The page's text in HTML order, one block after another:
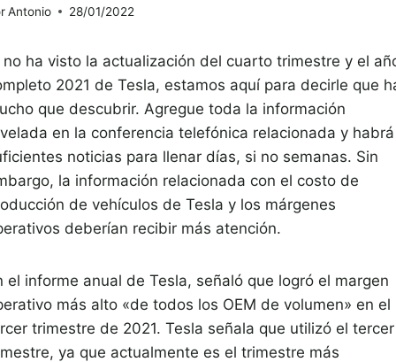
Antonio 28/01/2022
no ha visto la actualización del cuarto trimestre y el
2021 de Tesla, estamos aquí para decirle que
que descubrir. Agregue toda la información
en la conferencia telefónica relacionada y habrá
noticias para llenar días, si no semanas. Sin
la información relacionada con el costo de
de vehículos de Tesla y los márgenes
deberían recibir más atención.
el informe anual de Tesla, señaló que logró el margen
más alto «de todos los OEM de volumen» en el
trimestre de 2021. Tesla señala que utilizó el tercer
ya que actualmente es el trimestre más